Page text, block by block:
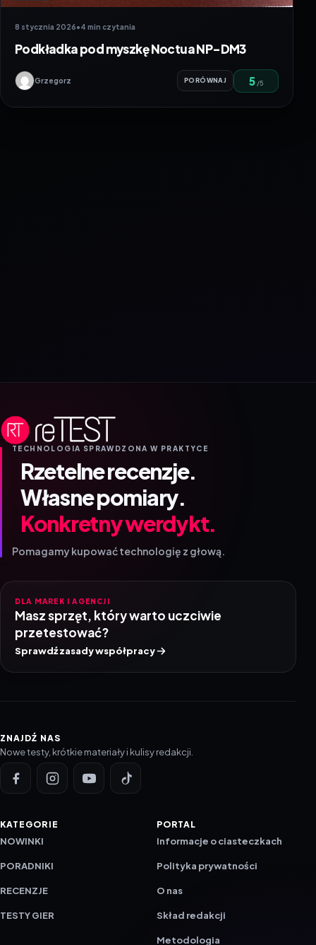
8 stycznia 2026•4 min czytania
Podkładka pod myszkę Noctua NP-DM3
Grzegorz PORÓWNAJ 5 /5
TECHNOLOGIA SPRAWDZONA W PRAKTYCE
Rzetelne recenzje.
Własne pomiary.
Konkretny werdykt.
Pomagamy kupować technologię z głową.
DLA MAREK I AGENCJI
Masz sprzęt, który warto uczciwie
przetestować?
Sprawdź zasady współpracy
ZNAJDŹ NAS
Nowe testy, krótkie materiały i kulisy redakcji.
KATEGORIE
NOWINKI
PORADNIKI
RECENZJE
TESTY GIER
PORTAL
Informacje o ciasteczkach
Polityka prywatności
O nas
Skład redakcji
Metodologia